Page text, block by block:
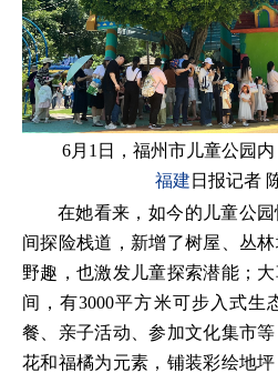
6月1日，福州市儿童公园
福建 日报记者
在她看来，如今的儿童公
间探险栈道，新增了树屋、丛
野趣，也激发儿童探索潜能；
间，有3000平方米可步入式生
餐、亲子活动、参加文化集市
花和福橘为元素，铺装彩绘地